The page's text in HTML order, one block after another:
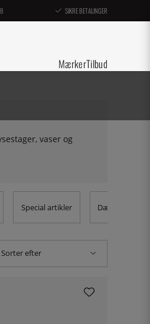
SIKRE BETALINGER
MærkerTilbud
vaser og
Special artikler
Sorter efter